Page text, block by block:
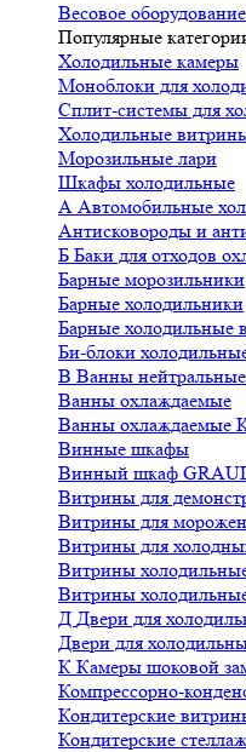
Весовое оборудование
Популярные
Холодильные камеры
Моноблоки для
Сплит-системы для
Холодильные
Морозильные лари
Шкафы холодильные
А Автомобильные
Антисковороды и
Б Баки для отходов
Барные морозильники
Барные холодильники
Барные холодильные
Би-блоки
В Ванны нейтральные
Ванны охлаждаемые
Ванны охлаждаемые
Винные шкафы
Винный шкаф
Витрины для
Витрины для
Витрины для
Витрины
Витрины
Д Двери для
Двери для
К Камеры шоковой
Компрессорно-
Кондитерские
Кондитерские